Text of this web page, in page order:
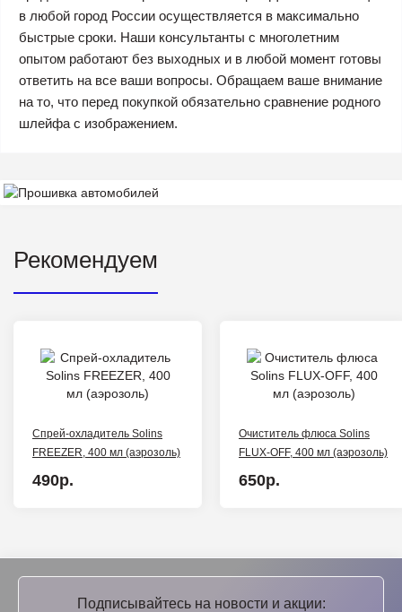
в любой город России осуществляется в максимально
быстрые сроки. Наши консультанты с многолетним
опытом работают без выходных и в любой момент готовы
ответить на все ваши вопросы. Обращаем ваше внимание
на то, что перед покупкой обязательно сравнение родного
шлейфа с изображением.
Рекомендуем
Спрей-охладитель Solins
FREEZER, 400 мл (аэрозоль)
490р.
Очиститель флюса Solins
FLUX-OFF, 400 мл (аэрозоль)
650р.
Подписывайтесь на новости и акции: